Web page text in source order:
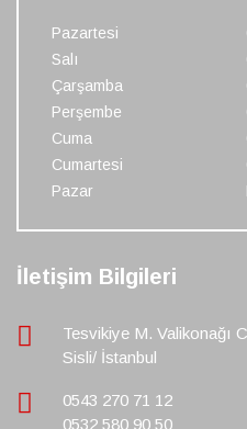
Pazartesi
Salı
Çarşamba
Perşembe
Cuma
Cumartesi
Pazar
İletişim Bilgileri
Tesvikiye M. Valikonağı
Sisli/ İstanbul
0543 270 71 12
0532 580 90 50